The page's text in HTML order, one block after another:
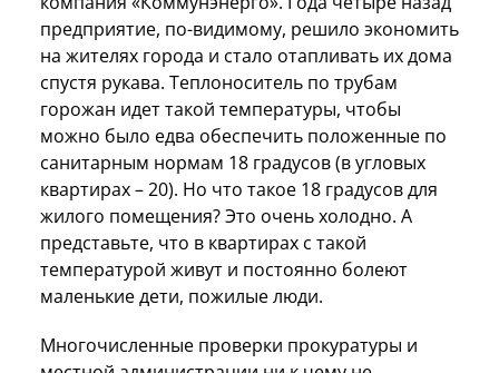
предприятие, по-видимому, решило экономить
на жителях города и стало отапливать их дома
спустя рукава. Теплоноситель по трубам
горожан идет такой температуры, чтобы
можно было едва обеспечить положенные по
санитарным нормам 18 градусов (в угловых
квартирах – 20). Но что такое 18 градусов для
жилого помещения? Это очень холодно. А
представьте, что в квартирах с такой
температурой живут и постоянно болеют
маленькие дети, пожилые люди.
Многочисленные проверки прокуратуры и